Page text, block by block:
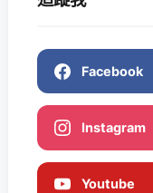
Facebook
Instagram
Youtube